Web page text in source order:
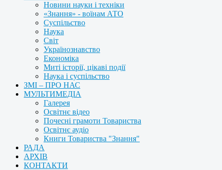
Новини науки і техніки
«Знання» - воїнам АТО
Суспільство
Наука
Світ
Українознавство
Економіка
Миті історії, цікаві події
Наука і суспільство
ЗМІ – ПРО НАС
МУЛЬТИМЕДІА
Галерея
Освітнє відео
Почесні грамоти Товариства
Освітнє аудіо
Книги Товариства "Знання"
РАДА
АРХІВ
КОНТАКТИ